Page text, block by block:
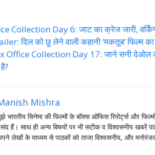
Collection Day 6: जाट का क्रेज जारी, वर्किंग
दिल को छू लेने वाली कहानी ‘मकतूब’ फिल्म
Office Collection Day 17: जाने सनी देओल
Mishra
भारतीय सिनेमा की फिल्मों के बॉक्स ऑफिस रिपोर्ट्स और
हैं। साथ ही अन्य बिषयों पर भी सटीक व विश्वसनीय खबरें
लेखों के माध्यम से पाठकों को ताजा विश्वसनीय, और